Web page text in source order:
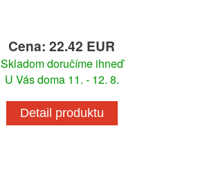
Cena: 22.42 EUR
Skladom doručíme ihneď
U Vás doma 11. - 12. 8.
Detail produktu